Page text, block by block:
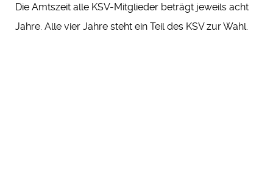
Die Amtszeit alle KSV-Mitglieder beträgt jeweils acht
Jahre. Alle vier Jahre steht ein Teil des KSV zur Wahl.